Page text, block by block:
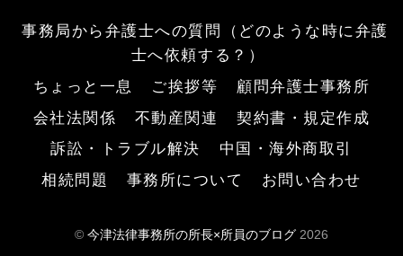
事務局から弁護士への質問（どのような時に弁護
士へ依頼する？）
ちょっと一息
ご挨拶等
顧問弁護士事務所
会社法関係
不動産関連
契約書・規定作成
訴訟・トラブル解決
中国・海外商取引
相続問題
事務所について お問い合わせ
© 今津法律事務所の所長×所員のブログ2026